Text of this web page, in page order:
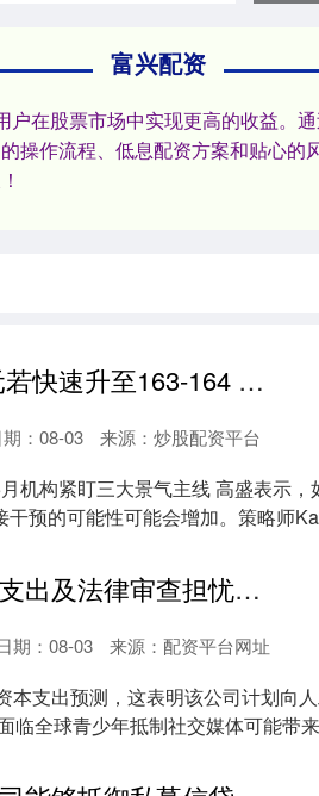
富兴配资
在股票市场中实现更高的收益。
操作流程、低息配资方案和贴心
倍悦网 高盛：美元/日元若快速升至163-164 或加剧日本干预风险
期：08-03 来源：炒股配资平台
机构紧盯三大景气主线 高盛表示，
预的可能性可能会增加。策略师
天创网配资 受人工智能支出及法律审查担忧影响 Meta股价下跌
期：08-03 来源：配资平台网址
本支出预测，这表明该公司计划向
临全球青少年抵制社交媒体可能带